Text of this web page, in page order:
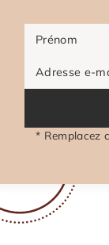
Prénom
Adresse e-
* Remplacez